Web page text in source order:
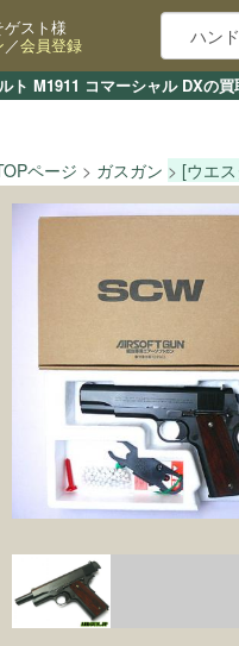
ト M1911 コマーシャル DXの
スト様
／会員登録
ページ ガスガン [ウエ